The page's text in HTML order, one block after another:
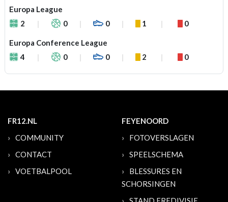
Europa League
2
0 0 1 0
Europa Conference League
4
0 0 2 0
FR12.NL
COMMUNITY
CONTACT
VOETBALPOOL
FEYENOORD
FOTOVERSLAGEN
SPEELSCHEMA
BLESSURES EN
SCHORSINGEN